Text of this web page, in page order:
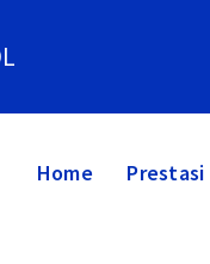
Home Prestasi